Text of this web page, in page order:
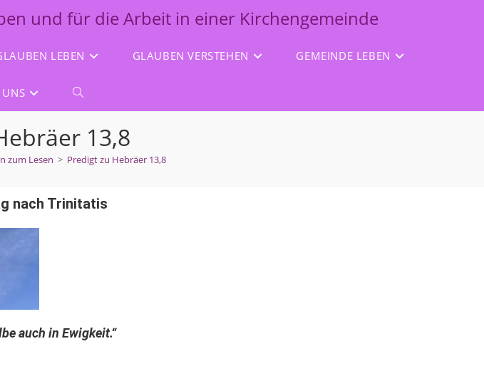
und für die Arbeit in einer Kirchengemeinde
LEBEN GLAUBEN VERSTEHEN GEMEINDE LEBEN
UNS
13,8
zum Lesen > Predigt zu Hebräer 13,8
nach Trinitatis
auch in Ewigkeit.“